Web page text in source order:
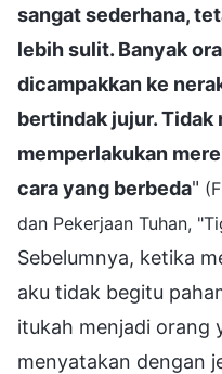
sangat sederhana,
lebih sulit. Banyak
dicampakkan ke
bertindak jujur. Tidak
memperlakukan
cara yang berbeda"
dan Pekerjaan Tuhan,
Sebelumnya, ketika
aku tidak begitu
itukah menjadi orang
menyatakan dengan